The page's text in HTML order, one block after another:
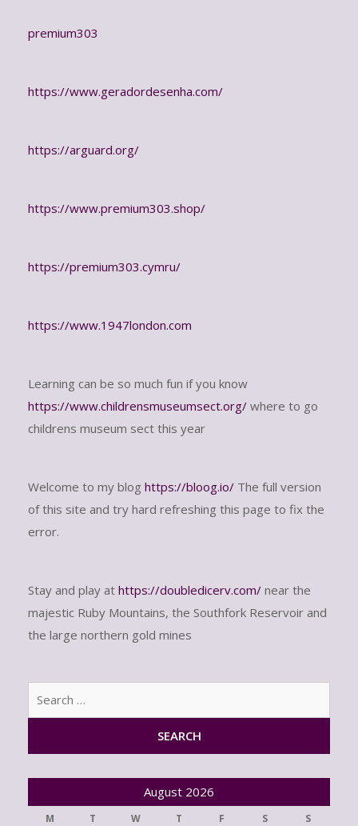
premium303
https://www.geradordesenha.com/
https://arguard.org/
https://www.premium303.shop/
https://premium303.cymru/
https://www.1947london.com
Learning can be so much fun if you know
https://www.childrensmuseumsect.org/ where to go
childrens museum sect this year
Welcome to my blog https://bloog.io/ The full version
of this site and try hard refreshing this page to fix the
error.
Stay and play at https://doubledicerv.com/ near the
majestic Ruby Mountains, the Southfork Reservoir and
the large northern gold mines
August 2026
M T W T F S
S